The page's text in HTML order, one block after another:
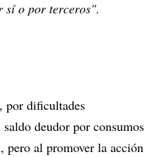
sí o por terceros".
por dificultades
deudor por consumos
pero al promover la acción